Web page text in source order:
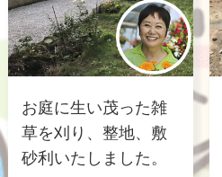
お庭に生い茂った雑
草を刈り、整地、敷
砂利いたしました。